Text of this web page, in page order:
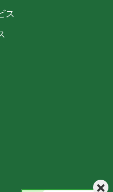
ス